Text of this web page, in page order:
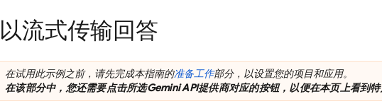
以流式传输回答
在试用此示例之前，请先完成本指南的准备工作部分，以设置您的项目和应用。
在该部分中，您还需要点击所选Gemini API提供商对应的按钮，以便在本页上看到